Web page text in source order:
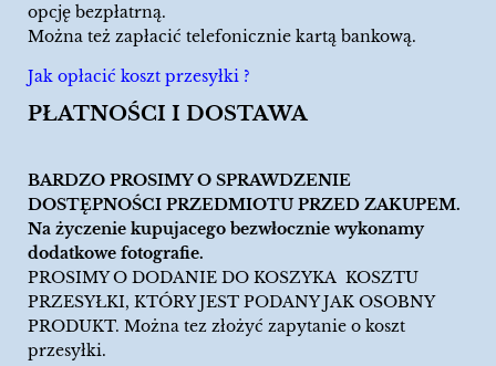
opcję bezpłatrną.
Można też zapłacić telefonicznie kartą bankową.
Jak opłacić koszt przesyłki ?
PŁATNOŚCI I DOSTAWA
BARDZO PROSIMY O SPRAWDZENIE
DOSTĘPNOŚCI PRZEDMIOTU PRZED ZAKUPEM.
Na życzenie kupujacego bezwłocznie wykonamy
dodatkowe fotografie.
PROSIMY O DODANIE DO KOSZYKA KOSZTU
PRZESYŁKI, KTÓRY JEST PODANY JAK OSOBNY
PRODUKT. Można tez złożyć zapytanie o koszt
przesyłki.